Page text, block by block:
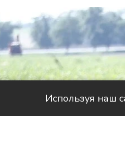
Используя наш